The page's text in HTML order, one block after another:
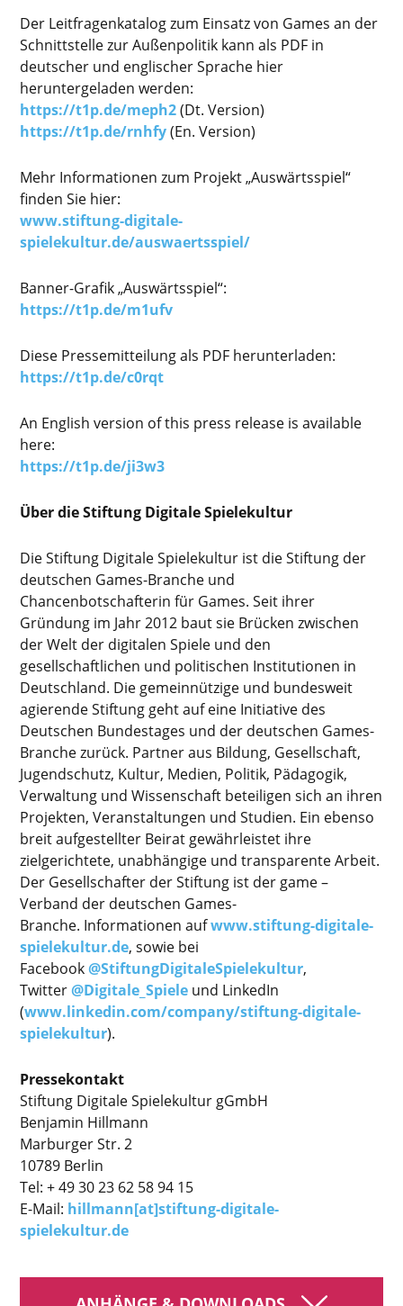
Der Leitfragenkatalog zum Einsatz von Games an der
Schnittstelle zur Außenpolitik kann als PDF in
deutscher und englischer Sprache hier
heruntergeladen werden:
https://t1p.de/meph2(Dt. Version)
https://t1p.de/rnhfy(En. Version)
Mehr Informationen zum Projekt „Auswärtsspiel“
finden Sie hier:
www.stiftung-digitale-
spielekultur.de/auswaertsspiel/
Banner-Grafik „Auswärtsspiel“:
https://t1p.de/m1ufv
Diese Pressemitteilung als PDF herunterladen:
https://t1p.de/c0rqt
An English version of this press release is available
here:
https://t1p.de/ji3w3
Über die Stiftung Digitale Spielekultur
Die Stiftung Digitale Spielekultur ist die Stiftung der
deutschen Games-Branche und
Chancenbotschafterin für Games. Seit ihrer
Gründung im Jahr 2012 baut sie Brücken zwischen
der Welt der digitalen Spiele und den
gesellschaftlichen und politischen Institutionen in
Deutschland. Die gemeinnützige und bundesweit
agierende Stiftung geht auf eine Initiative des
Deutschen Bundestages und der deutschen Games-
Branche zurück. Partner aus Bildung, Gesellschaft,
Jugendschutz, Kultur, Medien, Politik, Pädagogik,
Verwaltung und Wissenschaft beteiligen sich an ihren
Projekten, Veranstaltungen und Studien. Ein ebenso
breit aufgestellter Beirat gewährleistet ihre
zielgerichtete, unabhängige und transparente Arbeit.
Der Gesellschafter der Stiftung ist der game –
Verband der deutschen Games-
Branche. Informationen aufwww.stiftung-digitale-
spielekultur.de, sowie bei
Facebook@StiftungDigitaleSpielekultur,
Twitter@Digitale_Spiele und LinkedIn
(www.linkedin.com/company/stiftung-digitale-
spielekultur).
Pressekontakt
Stiftung Digitale Spielekultur gGmbH
Benjamin Hillmann
Marburger Str. 2
10789 Berlin
Tel: + 49 30 23 62 58 94 15
E-Mail: hillmann[at]stiftung-digitale-
spielekultur.de